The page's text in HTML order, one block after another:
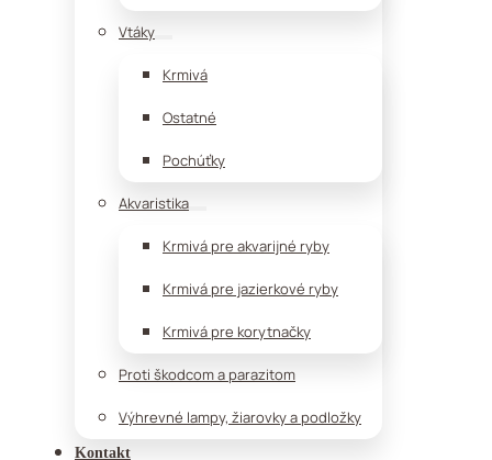
Vtáky
Krmivá
Ostatné
Pochúťky
Akvaristika
Krmivá pre akvarijné ryby
Krmivá pre jazierkové ryby
Krmivá pre korytnačky
Proti škodcom a parazitom
Výhrevné lampy, žiarovky a podložky
Kontakt